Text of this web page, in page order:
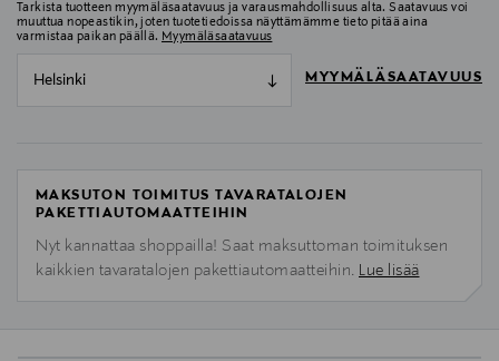
Tarkista tuotteen myymäläsaatavuus ja varausmahdollisuus alta. Saatavuus voi
muuttua nopeastikin, joten tuotetiedoissa näyttämämme tieto pitää aina
varmistaa paikan päällä. Myymäläsaatavuus
Helsinki MYYMÄLÄSAATAVUUS
MAKSUTON TOIMITUS TAVARATALOJEN
PAKETTIAUTOMAATTEIHIN
Nyt kannattaa shoppailla! Saat maksuttoman toimituksen
kaikkien tavaratalojen pakettiautomaatteihin. Lue lisää